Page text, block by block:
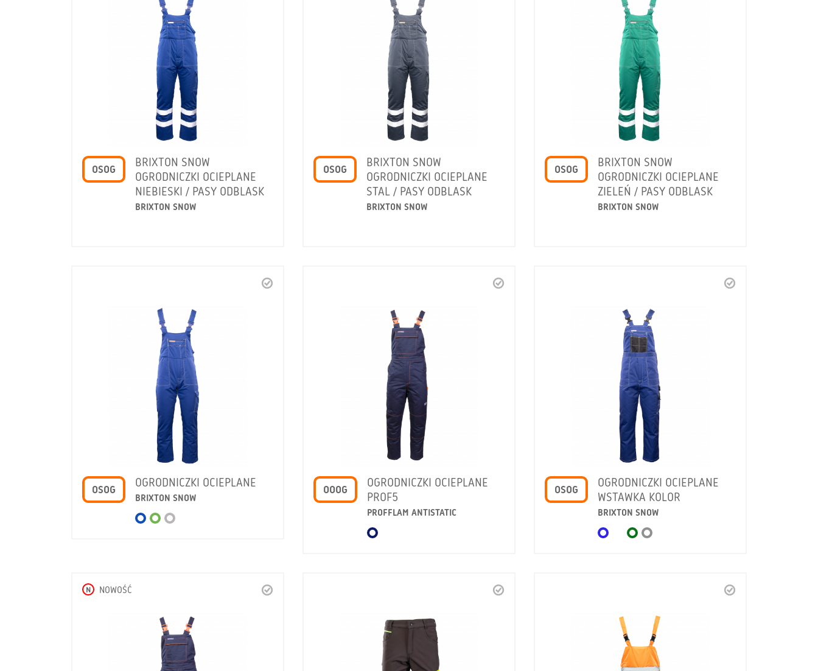
OSOG
BRIXTON SNOW
OGRODNICZKI OCIEPLANE
NIEBIESKI / PASY ODBLASK
BRIXTON SNOW
OSOG
BRIXTON SNOW
OGRODNICZKI OCIEPLANE
STAL / PASY ODBLASK
BRIXTON SNOW
OSOG
BRIXTON SNOW
OGRODNICZKI OCIEPLANE
ZIELEŃ / PASY ODBLASK
BRIXTON SNOW
OSOG
OGRODNICZKI OCIEPLANE
BRIXTON SNOW
OOOG
OGRODNICZKI OCIEPLANE
PROF5
PROFFLAM ANTISTATIC
OSOG
OGRODNICZKI OCIEPLANE
WSTAWKA KOLOR
BRIXTON SNOW
N NOWOŚĆ